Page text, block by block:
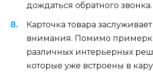
дождаться обратного звонка.
Карточка товара
внимания. Помимо
различных интерьерных
которые уже встроены в